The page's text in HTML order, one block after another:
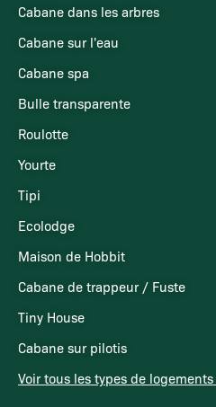
Cabane dans les arbres
Cabane sur l'eau
Cabane spa
Bulle transparente
Roulotte
Yourte
Tipi
Ecolodge
Maison de Hobbit
Cabane de trappeur / Fuste
Tiny House
Cabane sur pilotis
Voir tous les types de